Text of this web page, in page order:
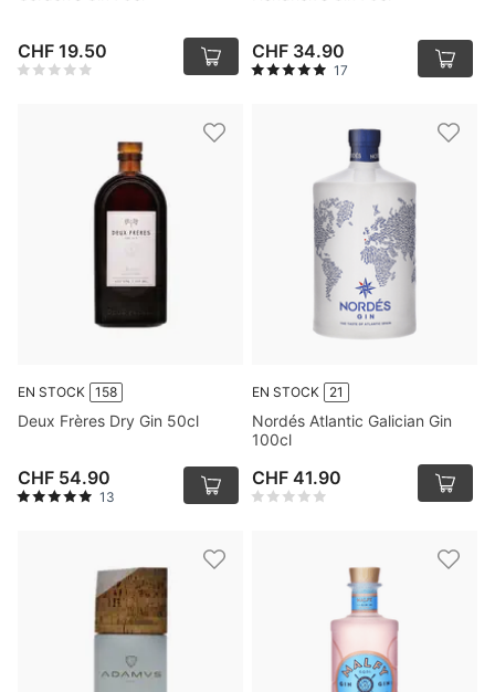
CHF 19.50 CHF 34.90
17
EN STOCK 158
Deux Frères Dry Gin 50cl
CHF 54.90
13
EN STOCK 21
Nordés Atlantic Galician Gin
100cl
CHF 41.90